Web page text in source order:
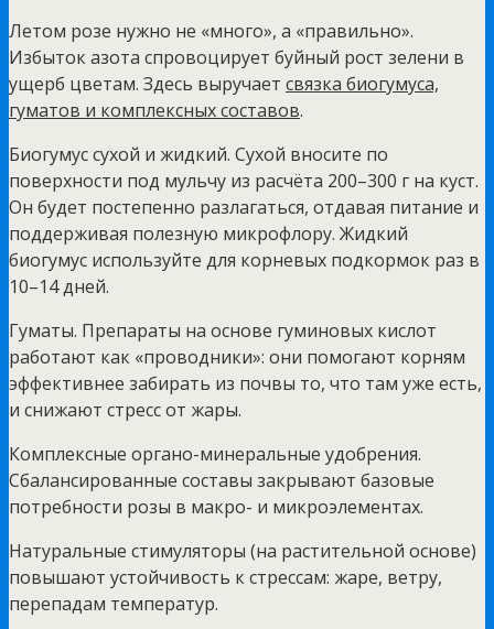
Летом розе нужно не «много», а «правильно».
Избыток азота спровоцирует буйный рост зелени в
ущерб цветам. Здесь выручает связка биогумуса,
гуматов и комплексных составов.
Биогумус сухой и жидкий. Сухой вносите по
поверхности под мульчу из расчёта 200–300 г на куст.
Он будет постепенно разлагаться, отдавая питание и
поддерживая полезную микрофлору. Жидкий
биогумус используйте для корневых подкормок раз в
10–14 дней.
Гуматы. Препараты на основе гуминовых кислот
работают как «проводники»: они помогают корням
эффективнее забирать из почвы то, что там уже есть,
и снижают стресс от жары.
Комплексные органо-минеральные удобрения.
Сбалансированные составы закрывают базовые
потребности розы в макро- и микроэлементах.
Натуральные стимуляторы (на растительной основе)
повышают устойчивость к стрессам: жаре, ветру,
перепадам температур.